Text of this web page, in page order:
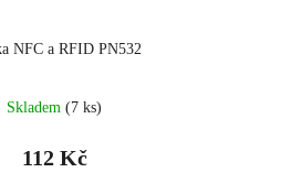
NFC a RFID PN532
hodnocení
je
Skladem (7 ks)
112 Kč